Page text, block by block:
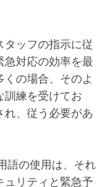
タッフの指示に従
急対応の効率を最
の場合、そのよ
訓練を受けてお
れ、従う必要があ
語の使用は、それ
ュリティと緊急予